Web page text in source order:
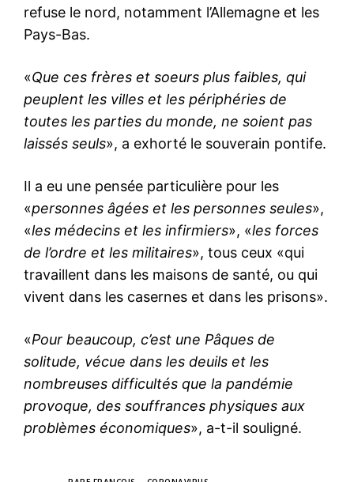
refuse le nord, notamment l’Allemagne et les
Pays-Bas.
«Que ces frères et soeurs plus faibles, qui
peuplent les villes et les périphéries de
toutes les parties du monde, ne soient pas
laissés seuls», a exhorté le souverain pontife.
Il a eu une pensée particulière pour les
«personnes âgées et les personnes seules»,
«les médecins et les infirmiers», «les forces
de l’ordre et les militaires», tous ceux «qui
travaillent dans les maisons de santé, ou qui
vivent dans les casernes et dans les prisons».
«Pour beaucoup, c’est une Pâques de
solitude, vécue dans les deuils et les
nombreuses difficultés que la pandémie
provoque, des souffrances physiques aux
problèmes économiques», a-t-il souligné.